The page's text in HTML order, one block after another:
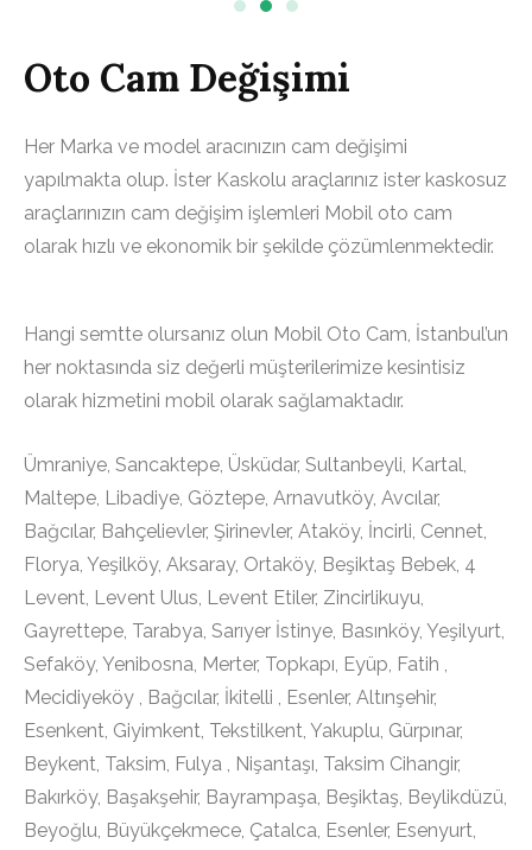
Oto Cam Değişimi
Her Marka ve model aracınızın cam değişimi
yapılmakta olup. İster Kaskolu araçlarınız ister kaskosuz
araçlarınızın cam değişim işlemleri Mobil oto cam
olarak hızlı ve ekonomik bir şekilde çözümlenmektedir.
Hangi semtte olursanız olun Mobil Oto Cam, İstanbul’un
her noktasında siz değerli müşterilerimize kesintisiz
olarak hizmetini mobil olarak sağlamaktadır.
Ümraniye, Sancaktepe, Üsküdar, Sultanbeyli, Kartal,
Maltepe, Libadiye, Göztepe, Arnavutköy, Avcılar,
Bağcılar, Bahçelievler, Şirinevler, Ataköy, İncirli, Cennet,
Florya, Yeşilköy, Aksaray, Ortaköy, Beşiktaş Bebek, 4
Levent, Levent Ulus, Levent Etiler, Zincirlikuyu,
Gayrettepe, Tarabya, Sarıyer İstinye, Basınköy, Yeşilyurt,
Sefaköy, Yenibosna, Merter, Topkapı, Eyüp, Fatih ,
Mecidiyeköy , Bağcılar, İkitelli , Esenler, Altınşehir,
Esenkent, Giyimkent, Tekstilkent, Yakuplu, Gürpınar,
Beykent, Taksim, Fulya , Nişantaşı, Taksim Cihangir,
Bakırköy, Başakşehir, Bayrampaşa, Beşiktaş, Beylikdüzü,
Beyoğlu, Büyükçekmece, Çatalca, Esenler, Esenyurt,